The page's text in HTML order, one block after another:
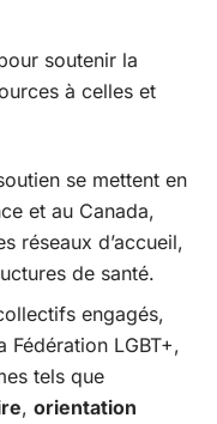
soutenir la
à celles et
se mettent en
et au Canada,
réseaux d’accueil,
de santé.
engagés,
Fédération LGBT+,
tels que
, orientation